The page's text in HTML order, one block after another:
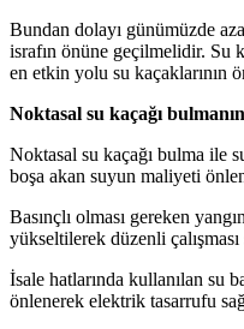
Bundan dolayı günümüzde
israfın önüne geçilmelidir. Su
en etkin yolu su kaçaklarının
Noktasal su kaçağı
Noktasal su kaçağı bulma ile
boşa akan suyun maliyeti
Basınçlı olması gereken
yükseltilerek düzenli
İsale hatlarında kullanılan su
önlenerek elektrik tasarrufu